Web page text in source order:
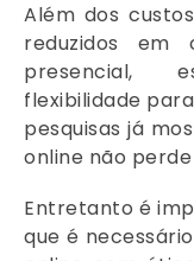
Além dos
reduzidos em
presencial,
flexibilidade
pesquisas já
online não
Entretanto é
que é